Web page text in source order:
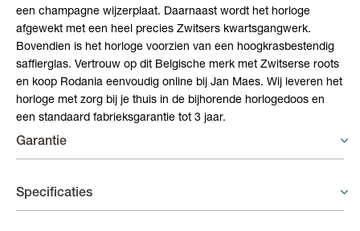
een champagne wijzerplaat. Daarnaast wordt het horloge
afgewekt met een heel precies Zwitsers kwartsgangwerk.
Bovendien is het horloge voorzien van een hoogkrasbestendig
saffierglas. Vertrouw op dit Belgische merk met Zwitserse roots
en koop Rodania eenvoudig online bij Jan Maes. Wij leveren het
horloge met zorg bij je thuis in de bijhorende horlogedoos en
een standaard fabrieksgarantie tot 3 jaar.
Garantie
Specificaties